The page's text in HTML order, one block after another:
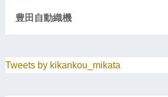
豊田自動織機
Tweets by kikankou_mikata